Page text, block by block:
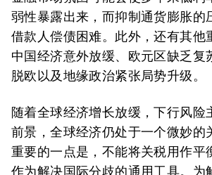
弱性暴露出来，而抑制通货膨胀的
借款人偿债困难。此外，还有其他
中国经济意外放缓、欧元区缺乏复
脱欧以及地缘政治紧张局势升级。
随着全球经济增长放缓，下行风险
前景，全球经济仍处于一个微妙的
重要的一点是，不能将关税用作平
作为解决国际分歧的通用工具。为